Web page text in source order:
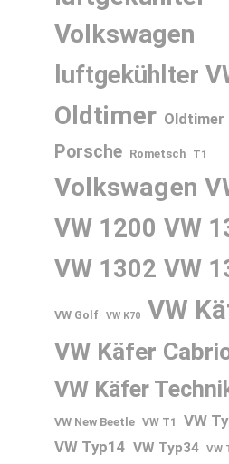
Volkswagen
luftgekühlter
Oldtimer Oldtimer
Porsche Rometsch T1
Volkswagen
VW 1200 VW
VW 1302 VW
VW Golf VW K70 VW
VW Käfer
VW Käfer
VW New Beetle VW T1 VW
VW Typ14 VW Typ34 VW